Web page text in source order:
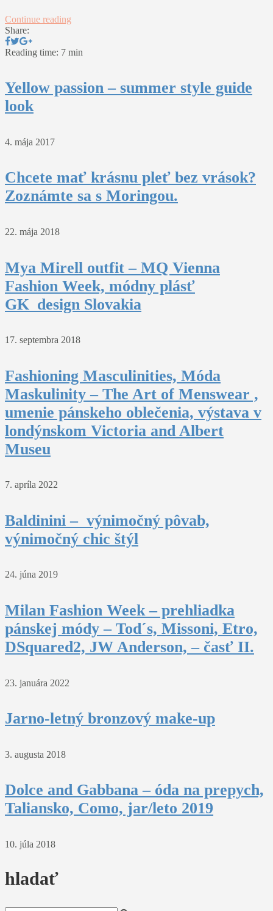
Continue reading
Share:
Reading time: 7 min
Yellow passion – summer style guide
look
4. mája 2017
Chcete mať krásnu pleť bez vrások?
Zoznámte sa s Moringou.
22. mája 2018
Mya Mirell outfit – MQ Vienna
Fashion Week, módny plásť
GK_design Slovakia
17. septembra 2018
Fashioning Masculinities, Móda
Maskulinity – The Art of Menswear ,
umenie pánskeho oblečenia, výstava v
londýnskom Victoria and Albert
Museu
7. apríla 2022
Baldinini – výnimočný pôvab,
výnimočný chic štýl
24. júna 2019
Milan Fashion Week – prehliadka
pánskej módy – Tod´s, Missoni, Etro,
DSquared2, JW Anderson, – časť II.
23. januára 2022
Jarno-letný bronzový make-up
3. augusta 2018
Dolce and Gabbana – óda na prepych,
Taliansko, Como, jar/leto 2019
10. júla 2018
hladať